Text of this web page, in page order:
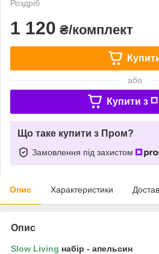
Роздріб
1 120 ₴/комплект
або
Купити з
Що таке купити з Пром?
Замовлення під захистом
Опис Характеристики
Опис
Slow Living набір - апельсин